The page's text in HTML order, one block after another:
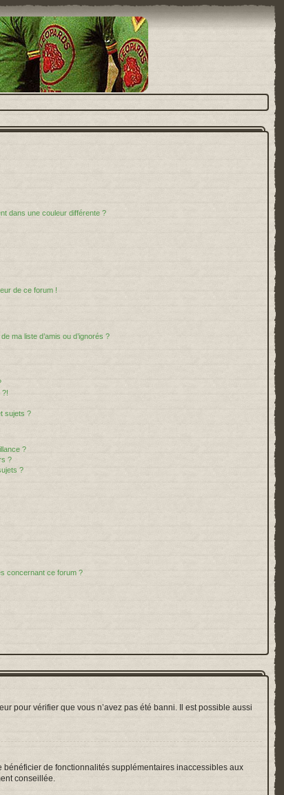
dans une couleur différente ?
de ce forum !
ma liste d’amis ou d’ignorés ?
?!
sujets ?
?
?
?
concernant ce forum ?
pour vérifier que vous n’avez pas été banni. Il est possible aussi
bénéficier de fonctionnalités supplémentaires inaccessibles aux
conseillée.